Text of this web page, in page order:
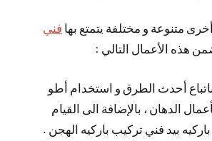
متنوعة و مختلفة يتمتع بها فني
هذه الأعمال التالي :
أحدث الطرق و استخدام أطو
الدهان ، بالإضافة الى القيام
بيد فني تركيب باركيه الهجن .